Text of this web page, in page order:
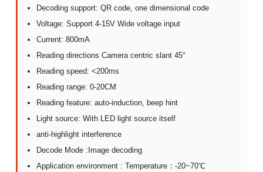
Decoding support: QR code, one dimensional code
Voltage: Support 4-15V Wide voltage input
Current: 800mA
Reading directions Camera centric slant 45°
Reading speed: <200ms
Reading range: 0-20CM
Reading feature: auto-induction, beep hint
Light source: With LED light source itself
anti-highlight interference
Decode Mode :Image decoding
Application environment : Temperature：-20~70℃